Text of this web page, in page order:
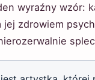
wyraźny wzór:
zdrowiem